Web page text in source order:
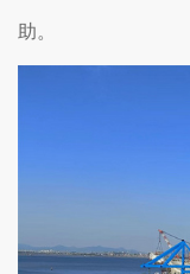
助。